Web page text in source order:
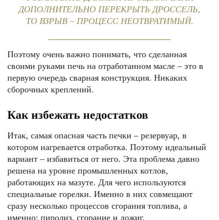
ДОПОЛНИТЕЛЬНО ПЕРЕКРЫТЬ ДРОССЕЛЬ,
ТО ВЗРЫВ – ПРОЦЕСС НЕОТВРАТИМЫЙ.
Поэтому очень важно понимать, что сделанная
своими руками печь на отработанном масле – это в
первую очередь сварная конструкция. Никаких
сборочных креплений.
Как избежать недостатков
Итак, самая опасная часть печки – резервуар, в
котором нагревается отработка. Поэтому идеальный
вариант – избавиться от него. Эта проблема давно
решена на уровне промышленных котлов,
работающих на мазуте. Для чего используются
специальные горелки. Именно в них совмещают
сразу несколько процессов сгорания топлива, а
именно: пиролиз, сгорание и дожиг.